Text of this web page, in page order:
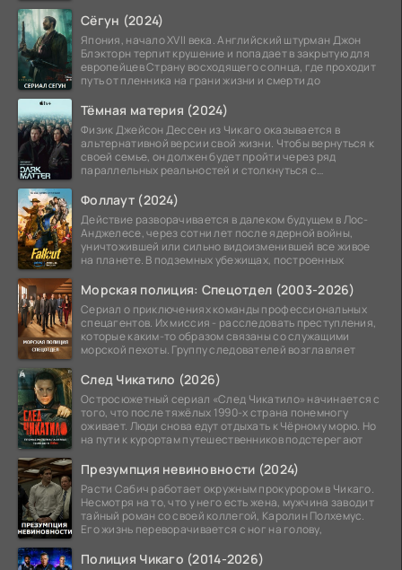
Сёгун (2024)
Япония, начало XVII века. Английский штурман Джон
Блэкторн терпит крушение и попадает в закрытую для
европейцев Страну восходящего солнца, где проходит
путь от пленника на грани жизни и смерти до
Тёмная материя (2024)
Физик Джейсон Дессен из Чикаго оказывается в
альтернативной версии свой жизни. Чтобы вернуться к
своей семье, он должен будет пройти через ряд
параллельных реальностей и столкнуться с
Фоллаут (2024)
Действие разворачивается в далеком будущем в Лос-
Анджелесе, через сотни лет после ядерной войны,
уничтожившей или сильно видоизменившей все живое
на планете. В подземных убежищах, построенных
Морская полиция: Спецотдел (2003-2026)
Сериал о приключениях команды профессиональных
спецагентов. Их миссия - расследовать преступления,
которые каким-то образом связаны со служащими
морской пехоты. Группу следователей возглавляет
След Чикатило (2026)
Остросюжетный сериал «След Чикатило» начинается с
того, что после тяжёлых 1990-х страна понемногу
оживает. Люди снова едут отдыхать к Чёрному морю. Но
на пути к курортам путешественников подстерегают
Презумпция невиновности (2024)
Расти Сабич работает окружным прокурором в Чикаго.
Несмотря на то, что у него есть жена, мужчина заводит
тайный роман со своей коллегой, Каролин Полхемус.
Его жизнь переворачивается с ног на голову,
Полиция Чикаго (2014-2026)